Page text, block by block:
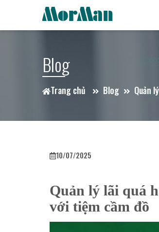
Blog
Trang chủ Blog Quản
10/07/2025
Quản lý lãi quá
với tiệm cầm đồ